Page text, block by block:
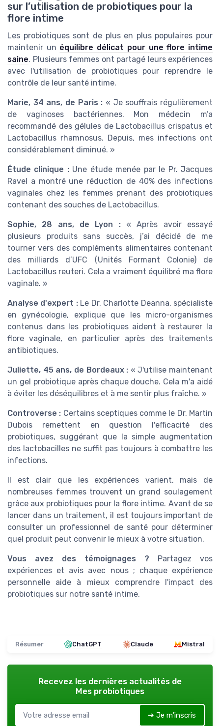
sur l’utilisation de probiotiques pour la
flore intime
Les probiotiques sont de plus en plus populaires pour
maintenir un équilibre délicat pour une flore intime
saine. Plusieurs femmes ont partagé leurs expériences
avec l'utilisation de probiotiques pour reprendre le
contrôle de leur santé intime.
Marie, 34 ans, de Paris : « Je souffrais régulièrement
de vaginoses bactériennes. Mon médecin m’a
recommandé des gélules de Lactobacillus crispatus et
Lactobacillus rhamnosus. Depuis, mes infections ont
considérablement diminué. »
Étude clinique :Une étude menée par le Pr. Jacques
Ravel a montré une réduction de 40% des infections
vaginales chez les femmes prenant des probiotiques
contenant des souches de Lactobacillus.
Sophie, 28 ans, de Lyon :« Après avoir essayé
plusieurs produits sans succès, j’ai décidé de me
tourner vers des compléments alimentaires contenant
des milliards d’UFC (Unités Formant Colonie) de
Lactobacillus reuteri. Cela a vraiment équilibré ma flore
vaginale. »
Analyse d'expert :Le Dr. Charlotte Deanna, spécialiste
en gynécologie, explique que les micro-organismes
contenus dans les probiotiques aident à restaurer la
flore vaginale, en particulier après des traitements
antibiotiques.
Juliette, 45 ans, de Bordeaux : « J'utilise maintenant
un gel probiotique après chaque douche. Cela m'a aidé
à éviter les déséquilibres et à me sentir plus fraîche. »
Controverse : Certains sceptiques comme le Dr. Martin
Dubois remettent en question l'efficacité des
probiotiques, suggérant que la simple augmentation
des lactobacilles ne suffit pas toujours à combattre les
infections.
Il est clair que les expériences varient, mais de
nombreuses femmes trouvent un grand soulagement
grâce aux probiotiques pour la flore intime. Avant de se
lancer dans un traitement, il est toujours important de
consulter un professionnel de santé pour déterminer
quel produit peut convenir le mieux à votre situation.
Vous avez des témoignages ? Partagez vos
expériences et avis avec nous ; chaque expérience
personnelle aide à mieux comprendre l'impact des
probiotiques sur notre santé intime.
Résumer ChatGPT Claude Mistral
Recevez les dernières actualités de
Mes probiotiques
➔ Je m'inscris